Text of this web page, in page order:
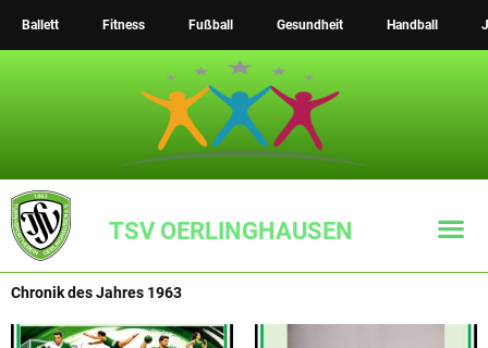
Inhalt
Ballett Fitness Fußball Gesundheit Handball
TSV OERLINGHAUSEN
Chronik des Jahres 1963